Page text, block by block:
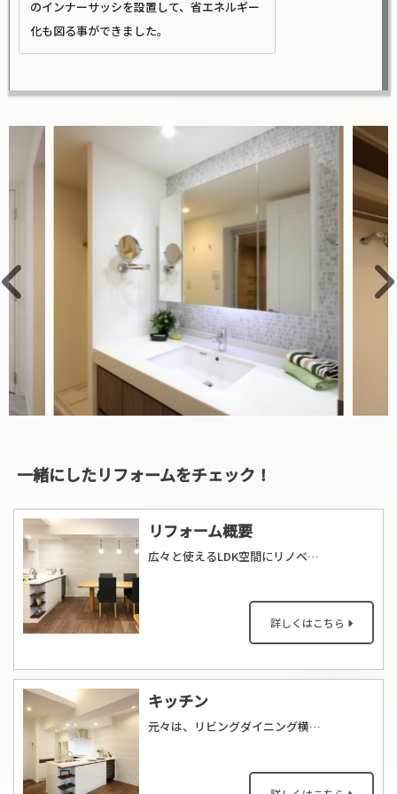
のインナーサッシを設置して、省エネルギー
化も図る事ができました。
一緒にしたリフォームをチェック！
リフォーム概要
広々と使えるLDK空間にリノベーションしました。オープンなL型のキッチンは見通しがよく、ご家族と会話しながらお料理ができるレイアウトになりました。
詳しくはこちら
キッチン
元々は、リビングダイニング横のスペースに独立キッチンがありました。奥様のご要望をお伺いしながら、リビングダイニングにつながる開放的なL型キッチンに造り変えました。ホワイトカラーの中に、部分的にウォールナットをきかせた、おしゃれなキッチンが出来上がりました。